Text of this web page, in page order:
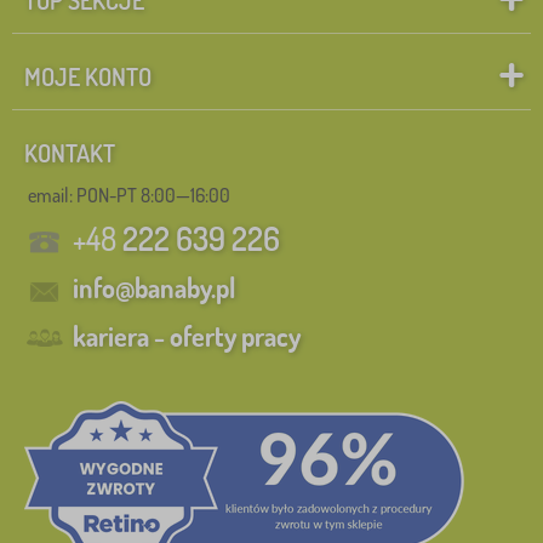
MOJE KONTO
KONTAKT
email: PON-PT 8:00—16:00
+48222 639 226
info@banaby.pl
kariera - oferty pracy